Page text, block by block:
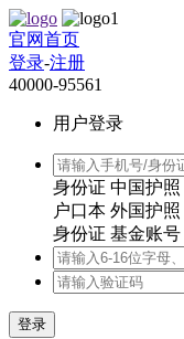
官网首页
登录-注册
40000-95561
用户登录
身份证 中国护照
户口本 外国护照
身份证 基金账号
登录